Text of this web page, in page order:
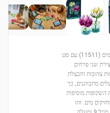
היכנסו לעולם המופלא של חבצלות מים (11511) עם סט
שני פרחים
צהובות וחבצלת
מתכווננים, כך
השקופות מוסיפות
מים. זהו